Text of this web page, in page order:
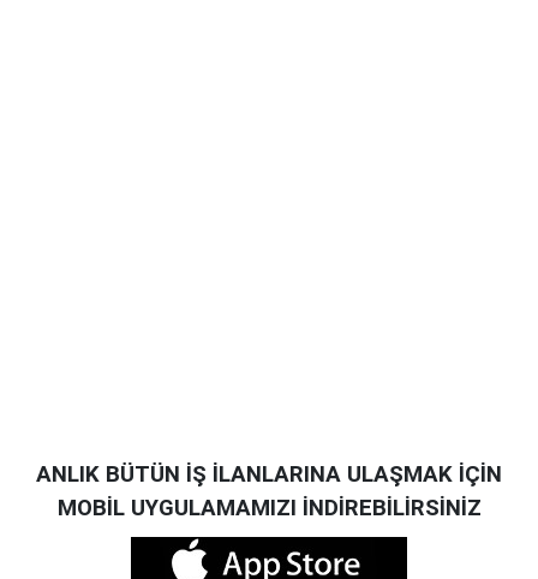
ANLIK BÜTÜN İŞ İLANLARINA ULAŞMAK İÇİN
MOBİL UYGULAMAMIZI İNDİREBİLİRSİNİZ